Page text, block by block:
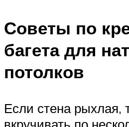
Советы по
багета для
потолков
Если стена рыхлая,